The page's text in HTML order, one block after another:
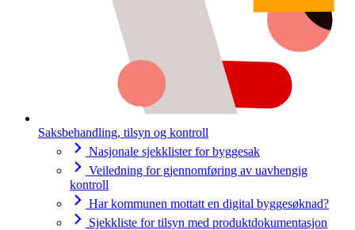
Saksbehandling, tilsyn og kontroll
Nasjonale sjekklister for byggesak
Veiledning for gjennomføring av uavhengig
kontroll
Har kommunen mottatt en digital byggesøknad?
Sjekkliste for tilsyn med produktdokumentasjon